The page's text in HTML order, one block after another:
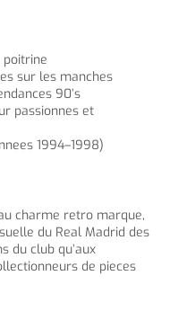
poitrine
sur les manches
90’s
passionnes et
1994–1998)
charme retro marque,
du Real Madrid des
du club qu’aux
de pieces